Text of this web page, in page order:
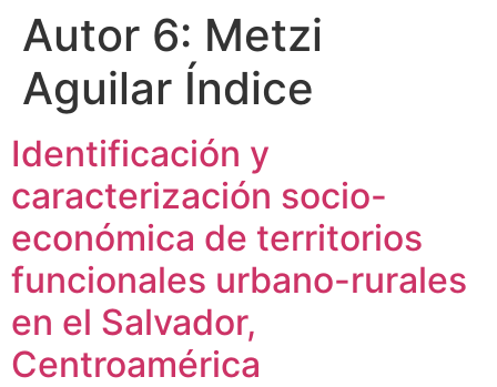
Autor 6: Metzi
Aguilar Índice
Identificación y
caracterización socio-
económica de territorios
funcionales urbano-rurales
en el Salvador,
Centroamérica